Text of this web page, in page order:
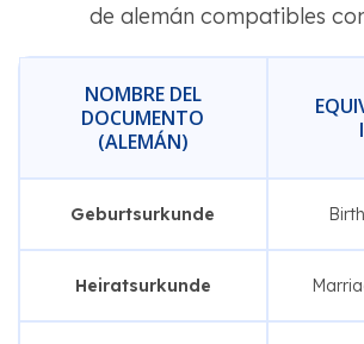
de alemán compatibles
NOMBRE DEL
DOCUMENTO
(ALEMÁN)
Geburtsurkunde
Heiratsurkunde